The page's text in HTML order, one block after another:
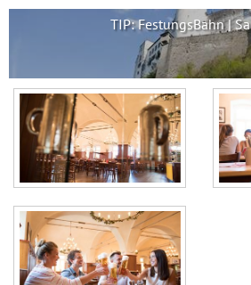
TIP: FestungsBahn |